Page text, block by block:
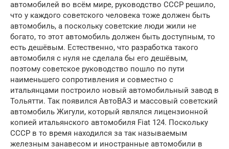
автомобилей во всём мире, руководство СССР решило,
что у каждого советского человека тоже должен быть
автомобиль, а поскольку советские люди жили не
богато, то этот автомобиль должен быть доступным, то
есть дешёвым. Естественно, что разработка такого
автомобиля с нуля не сделала бы его дешёвым,
поэтому советское руководство пошло по пути
наименьшего сопротивления и совместно с
итальянцами построило новый автомобильный завод в
Тольятти. Так появился АвтоВАЗ и массовый советский
автомобиль Жигули, который являлся лицензионной
копией итальянского автомобиля Fiat 124. Поскольку
СССР в то время находился за так называемым
железным занавесом и иностранные автомобили в